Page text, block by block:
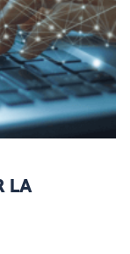
LA